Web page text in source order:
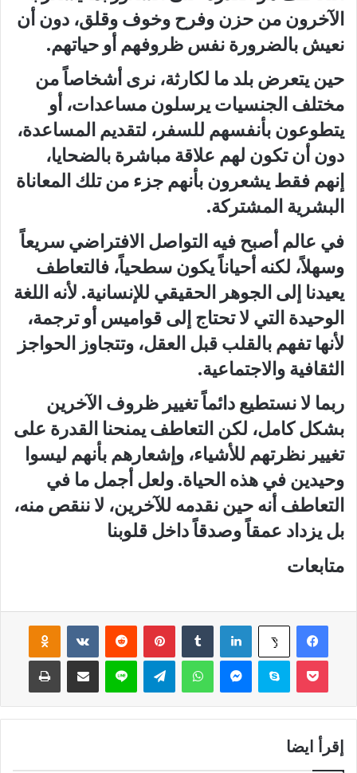
الآخرون من حزن وفرح وخوف وقلق، دون أن
نعيش بالضرورة نفس ظروفهم أو حياتهم.
حين يتعرض بلد ما لكارثة، نرى أشخاصاً من
مختلف الجنسيات يرسلون مساعدات، أو
يتطوعون بأنفسهم للسفر، لتقديم المساعدة،
دون أن تكون لهم علاقة مباشرة بالضحايا،
إنهم فقط يشعرون بأنهم جزء من تلك المعاناة
البشرية المشتركة.
في عالم أصبح فيه التواصل الافتراضي سريعاً
وسهلاً، لكنه أحياناً يكون سطحياً، فالتعاطف
يعيدنا إلى الجوهر الحقيقي للإنسانية. لأنه اللغة
الوحيدة التي لا تحتاج إلى قواميس أو ترجمة،
لأنها تفهم بالقلب قبل العقل، وتتجاوز الحواجز
الثقافية والاجتماعية.
ربما لا نستطيع دائماً تغيير ظروف الآخرين
بشكل كامل، لكن التعاطف يمنحنا القدرة على
تغيير نظرتهم للأشياء، وإشعارهم بأنهم ليسوا
وحيدين في هذه الحياة. ولعل أجمل ما في
التعاطف أنه حين نقدمه للآخرين، لا ننقص منه،
بل يزداد عمقاً وصدقاً داخل قلوبنا
متابعات
فيسبوك ‫X لينكدإن بينتيريست
سكايب واتساب لاين
إقرأ ايضا